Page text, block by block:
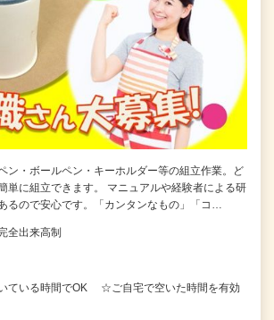
ン・ボールペン・キーホルダー等の組立作業。ど
単に組立できます。 マニュアルや経験者による研
るので安心です。「カンタンなもの」「コ…
全出来高制
ている時間でOK ☆ご自宅で空いた時間を有効